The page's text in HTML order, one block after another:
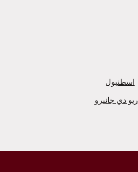
اسطنبول
ريو دي جانيرو